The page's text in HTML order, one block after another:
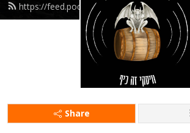
https://feed.podbean.com/theomef/feed.xml
Share